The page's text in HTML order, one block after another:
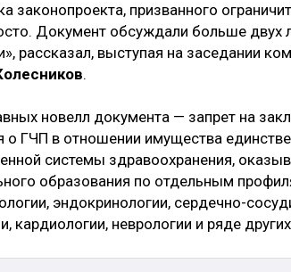
законопроекта, призванного
Документ обсуждали больше двух
рассказал, выступая на заседании
.
новелл документа — запрет на
о ГЧП в отношении имущества
системы здравоохранения,
образования по отдельным
эндокринологии, сердечно-
кардиологии, неврологии и ряде